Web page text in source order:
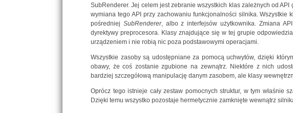
SubRenderer. Jej celem jest zebranie wszystkich klas zależnych od
wymiana tego API przy zachowaniu funkcjonalności silnika.
pośredniej SubRenderer, albo z interfejsów użytkownika. Zmiana
dyrektywy preprocesora. Klasy znajdujące się w tej grupie
urządzeniem i nie robią nic poza podstawowymi operacjami.
Wszystkie zasoby są udostępniane za pomocą uchwytów, dzięki
obawy, że coś zostanie zgubione na zewnątrz. Niektóre z nich
bardziej szczegółową manipulację danym zasobem, ale klasy
Oprócz tego istnieje cały zestaw pomocnych struktur, w tym właśnie
Dzięki temu wszystko pozostaje hermetycznie zamknięte wewnątrz